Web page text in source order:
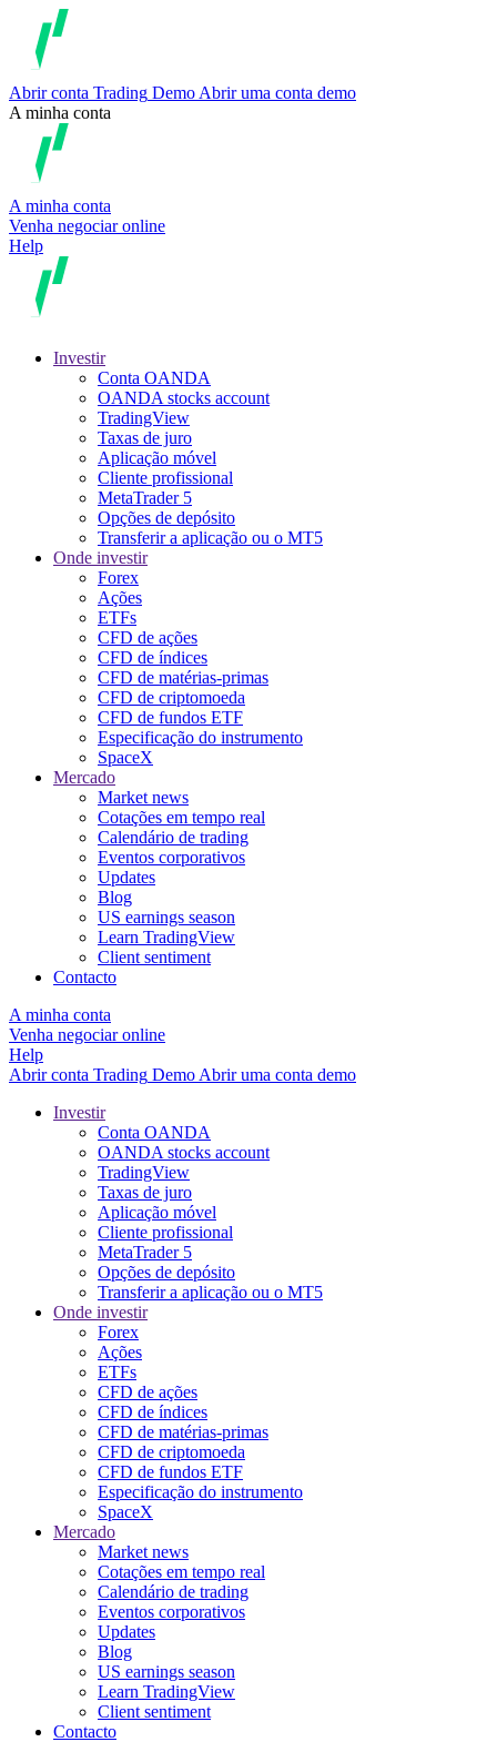
Abrir conta Trading Demo Abrir uma conta demo
A minha conta
A minha conta
Venha negociar online
Help
Investir
Conta OANDA
OANDA stocks account
TradingView
Taxas de juro
Aplicação móvel
Cliente profissional
MetaTrader 5
Opções de depósito
Transferir a aplicação ou o MT5
Onde investir
Forex
Ações
ETFs
CFD de ações
CFD de índices
CFD de matérias-primas
CFD de criptomoeda
CFD de fundos ETF
Especificação do instrumento
SpaceX
Mercado
Market news
Cotações em tempo real
Calendário de trading
Eventos corporativos
Updates
Blog
US earnings season
Learn TradingView
Client sentiment
Contacto
A minha conta
Venha negociar online
Help
Abrir conta Trading Demo Abrir uma conta demo
Investir
Conta OANDA
OANDA stocks account
TradingView
Taxas de juro
Aplicação móvel
Cliente profissional
MetaTrader 5
Opções de depósito
Transferir a aplicação ou o MT5
Onde investir
Forex
Ações
ETFs
CFD de ações
CFD de índices
CFD de matérias-primas
CFD de criptomoeda
CFD de fundos ETF
Especificação do instrumento
SpaceX
Mercado
Market news
Cotações em tempo real
Calendário de trading
Eventos corporativos
Updates
Blog
US earnings season
Learn TradingView
Client sentiment
Contacto